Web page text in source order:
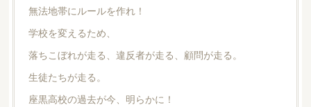
無法地帯にルールを作れ！
学校を変えるため、
落ちこぼれが走る、違反者が走る、顧問が走る。
生徒たちが走る。
座黒高校の過去が今、明らかに！